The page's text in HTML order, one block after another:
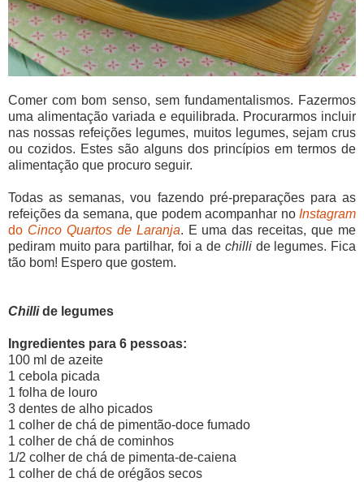
Comer com bom senso, sem fundamentalismos. Fazermos
uma alimentação variada e equilibrada. Procurarmos incluir
nas nossas refeições legumes, muitos legumes, sejam crus
ou cozidos. Estes são alguns dos princípios em termos de
alimentação que procuro seguir.
Todas as semanas, vou fazendo pré-preparações para as
refeições da semana, que podem acompanhar no Instagram
do Cinco Quartos de Laranja. E uma das receitas, que me
pediram muito para partilhar, foi a de chillide legumes. Fica
tão bom! Espero que gostem.
Chillide legumes
Ingredientes para 6 pessoas:
100 ml de azeite
1 cebola picada
1 folha de louro
3 dentes de alho picados
1 colher de chá de pimentão-doce fumado
1 colher de chá de cominhos
1/2 colher de chá de pimenta-de-caiena
1 colher de chá de orégãos secos